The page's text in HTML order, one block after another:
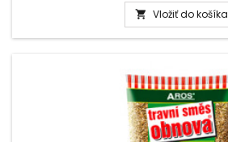
 Vložiť do košíka